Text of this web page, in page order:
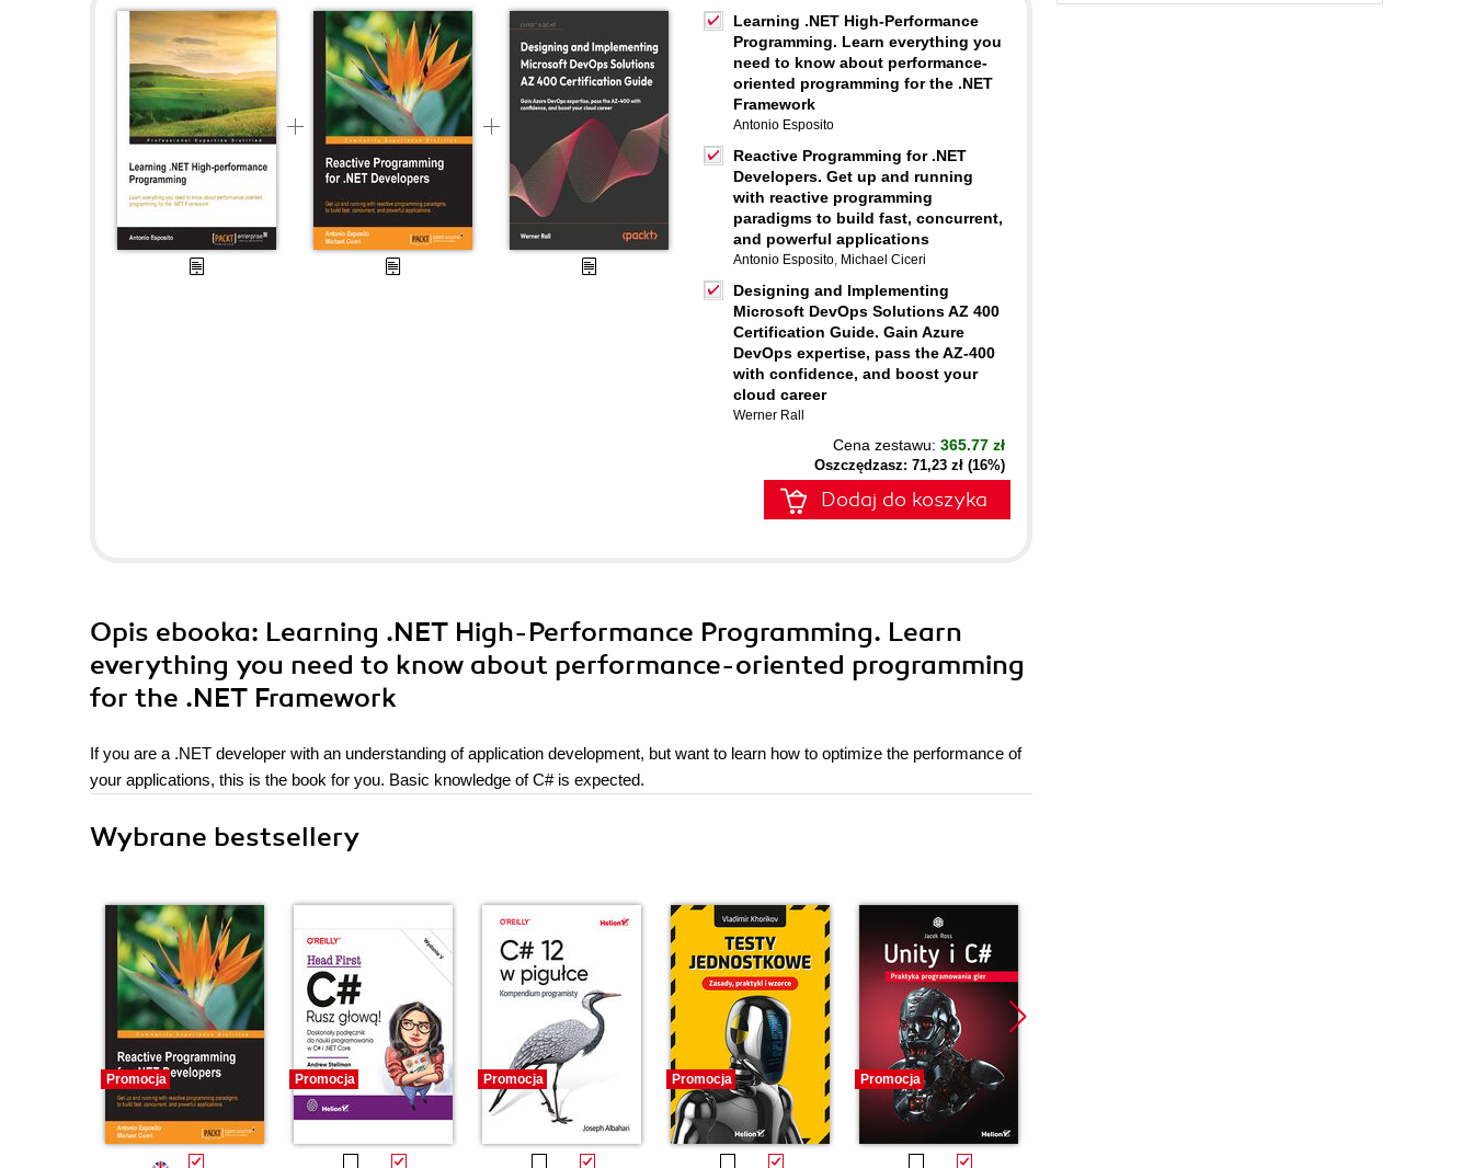
Learning .NET High-Performance
Programming. Learn everything you
need to know about performance-
oriented programming for the .NET
Framework
Antonio Esposito
Reactive Programming for .NET
Developers. Get up and running
with reactive programming
paradigms to build fast, concurrent,
and powerful applications
Antonio Esposito, Michael Ciceri
Designing and Implementing
Microsoft DevOps Solutions AZ 400
Certification Guide. Gain Azure
DevOps expertise, pass the AZ-400
with confidence, and boost your
cloud career
Werner Rall
Cena zestawu: 365.77 zł
Oszczędzasz: 71,23 zł (16%)
Dodaj do koszyka
Opis ebooka: Learning .NET High-Performance Programming. Learn
everything you need to know about performance-oriented programming
for the .NET Framework
If you are a .NET developer with an understanding of application development, but want to learn how to optimize the performance of
your applications, this is the book for you. Basic knowledge of C# is expected.
Wybrane bestsellery
Promocja Promocja Promocja Promocja Promocja